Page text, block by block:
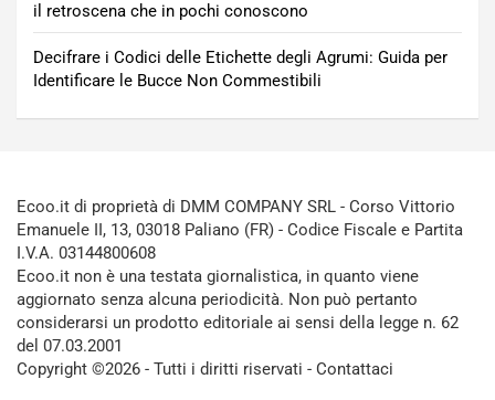
il retroscena che in pochi conoscono
Decifrare i Codici delle Etichette degli Agrumi: Guida per
Identificare le Bucce Non Commestibili
Ecoo.it di proprietà di DMM COMPANY SRL - Corso Vittorio
Emanuele II, 13, 03018 Paliano (FR) - Codice Fiscale e Partita
I.V.A. 03144800608
Ecoo.it non è una testata giornalistica, in quanto viene
aggiornato senza alcuna periodicità. Non può pertanto
considerarsi un prodotto editoriale ai sensi della legge n. 62
del 07.03.2001
Copyright ©2026 - Tutti i diritti riservati - Contattaci